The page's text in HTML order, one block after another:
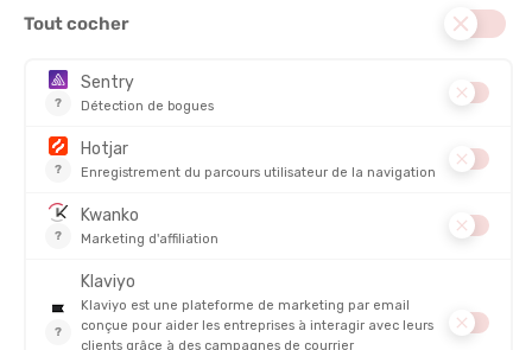
Bluesign, DWR, Sans PFAS
POIDS :415 g
DISCIPLINE :
CAPUCHE :Intégrée
RESPIRABILITÉ
ISOLATION